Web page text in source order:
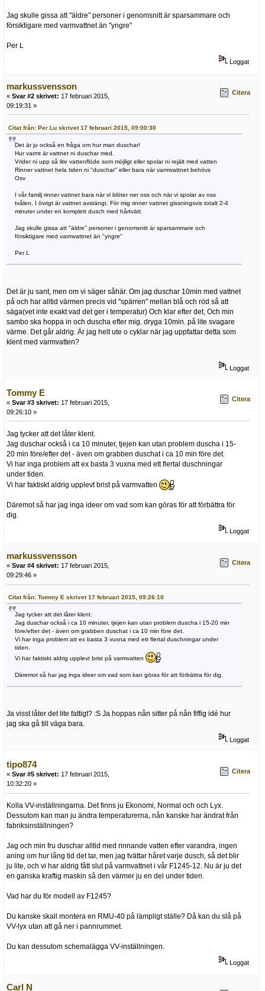
Jag skulle gissa att "äldre" personer i genomsnitt är sparsammare och
försiktigare med varmvattnet än "yngre"
Per L
Loggat
markussvensson
« Svar #2 skrivet: 17 februari 2015,
09:19:31 »
Citera
Citat från: Per Lu skrivet 17 februari 2015, 09:00:30
Det är ju också en fråga om hur man duschar!
Hur varmt är vattnet ni duschar med.
Vrider ni upp så lite vattenflöde som möjligt eller spolar ni rejält med vatten
Rinner vattnet hela tiden ni "duschar" eller bara när varmvattnet behövs
Osv
I vår familj rinner vattnet bara när vi blöter ner oss och när vi spolar av oss
tvålen. I övrigt är vattnet avstängt. För mig rinner vattnet gissningsvis totalt 2-4
minuter under en komplett dusch med hårtvätt.
Jag skulle gissa att "äldre" personer i genomsnitt är sparsammare och
försiktigare med varmvattnet än "yngre"
Per L
Det är ju sant, men om vi säger såhär. Om jag duschar 10min med vattnet
på och har alltid värmen precis vid "spärren" mellan blå och röd så att
säga(vet inte exakt vad det ger i temperatur) Och klar efter det, Och min
sambo ska hoppa in och duscha efter mig. dryga 10min. på lite svagare
värme. Det går aldrig. Är jag helt ute o cyklar när jag uppfattar detta som
klent med varmvatten?
Loggat
Tommy E
« Svar #3 skrivet: 17 februari 2015,
09:26:10 »
Citera
Jag tycker att det låter klent.
Jag duschar också i ca 10 minuter, tjejen kan utan problem duscha i 15-
20 min före/efter det - även om grabben duschat i ca 10 min före det.
Vi har inga problem att ex basta 3 vuxna med ett flertal duschningar
under tiden.
Vi har faktiskt aldrig upplevt brist på varmvatten
Däremot så har jag inga ideer om vad som kan göras för att förbättra för
dig.
Loggat
markussvensson
« Svar #4 skrivet: 17 februari 2015,
09:29:46 »
Citera
Citat från: Tommy E skrivet 17 februari 2015, 09:26:10
Jag tycker att det låter klent.
Jag duschar också i ca 10 minuter, tjejen kan utan problem duscha i 15-20 min
före/efter det - även om grabben duschat i ca 10 min före det.
Vi har inga problem att ex basta 3 vuxna med ett flertal duschningar under
tiden.
Vi har faktiskt aldrig upplevt brist på varmvatten
Däremot så har jag inga ideer om vad som kan göras för att förbättra för dig.
Ja visst låter det lite fattigt? :S Ja hoppas nån sitter på nån fiffig idé hur
jag ska gå till väga bara.
Loggat
tipo874
« Svar #5 skrivet: 17 februari 2015,
10:32:20 »
Citera
Kolla VV-inställningarna. Det finns ju Ekonomi, Normal och och Lyx.
Dessutom kan man ju ändra temperaturerna, nån kanske har ändrat från
fabriksinställningen?
Jag och min fru duschar alltid med rinnande vatten efter varandra, ingen
aning om hur lång tid det tar, men jag tvättar håret varje dusch, så det blir
ju lite, och vi har aldrig fått slut på varmvattnet i vår F1245-12. Nu är ju det
en ganska kraftig maskin så den värmer ju en del under tiden.
Vad har du för modell av F1245?
Du kanske skall montera en RMU-40 på lämpligt ställe? Då kan du slå på
VV-lyx utan att gå ner i pannrummet.
Du kan dessutom schemalägga VV-inställningen.
Loggat
Carl N